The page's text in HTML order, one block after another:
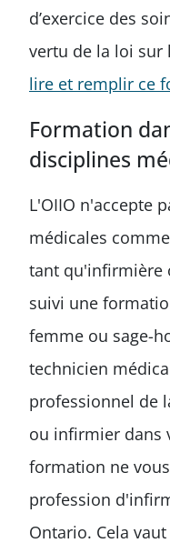
d’exercice des
vertu de la loi sur
lire et remplir ce
Formation
disciplines
L'OIIO n'accepte
médicales
tant qu'infirmière
suivi une
femme ou sage-
technicien
professionnel de
ou infirmier dans
formation ne
profession
Ontario. Cela